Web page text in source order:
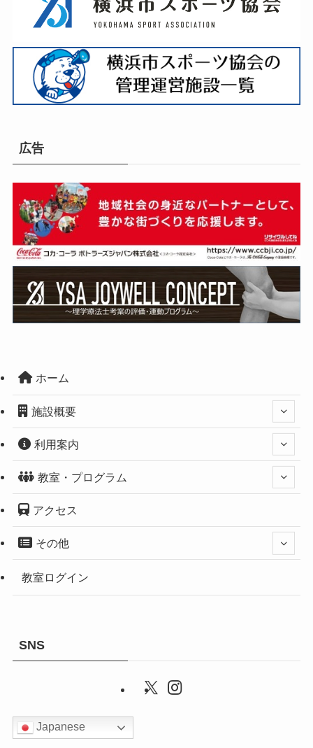
広告
ホーム
施設概要
利用案内
教室・プログラム
アクセス
その他
教室ログイン
SNS
Japanese